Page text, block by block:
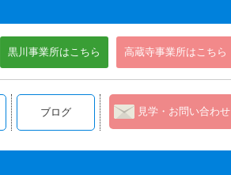
高蔵寺事業所はこちら
黒川事業所はこちら
ブログ 見学・お問い合わせ